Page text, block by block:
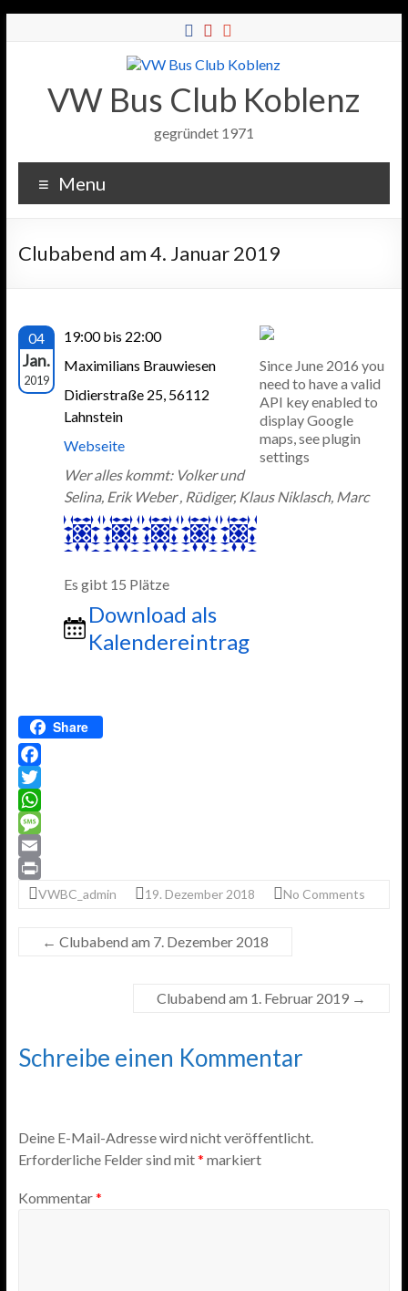
VW Bus Club Koblenz
gegründet 1971
Menu
Clubabend am 4. Januar 2019
04
Jan.
2019
Since June 2016 you
need to have a valid
API key enabled to
display Google
maps, see plugin
settings
19:00 bis 22:00
Maximilians Brauwiesen
Didierstraße 25, 56112
Lahnstein
Webseite
Wer alles kommt: Volker und
Selina, Erik Weber , Rüdiger, Klaus Niklasch, Marc
Es gibt 15 Plätze
Download als
Kalendereintrag
Share
F
a
c
e
b
T
w
t
W
h
a
M
eE
m VWBC_admin 19. Dezember 2018 No Comments
← Clubabend am 7. Dezember 2018
Clubabend am 1. Februar 2019 →
Schreibe einen Kommentar
Deine E-Mail-Adresse wird nicht veröffentlicht.
Erforderliche Felder sind mit* markiert
Kommentar*